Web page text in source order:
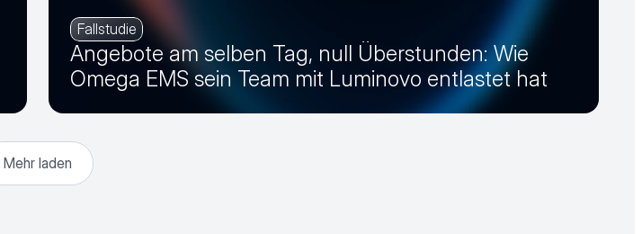
Fallstudie
Angebote am selben Tag, null Überstunden: Wie
Omega EMS sein Team mit Luminovo entlastet hat
Mehr laden